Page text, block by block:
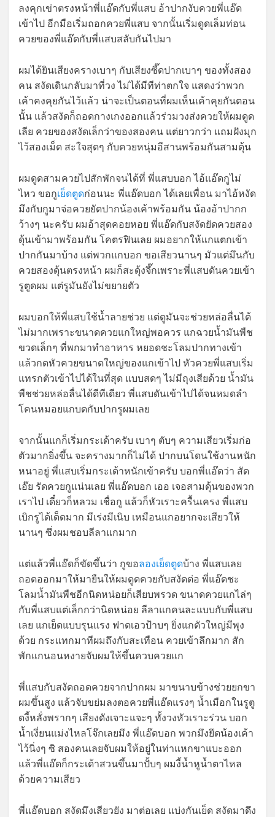
ลงคุกเข่าตรงหน้าพี่แอ๊ดกับพี่แสบ อ้าปากงับควยพี่แอ๊ด
เข้าไป อีกมือเริ่มถอกควยพี่แสบ จากนั้นเริ่มดูดเล็มท่อน
ควยของพี่แอ๊ดกับพี่แสบสลับกันไปมา
ผมได้ยินเสียงครางเบาๆ กับเสียงซี๊ดปากเบาๆ ของทั้งสอง
คน สงัดเดินกลับมาที่วง ไม่ได้มีทีท่าตกใจ แสดงว่าพวก
เค้าคงคุยกันไว้แล้ว น่าจะเป็นตอนที่ผมเห็นเค้าคุยกันตอน
นั้น แล้วสงัดก็ถอดกางเกงออกแล้วร่วมวงส่งควยให้ผมดูด
เลีย ควยของสงัดเล็กว่าของสองคน แต่ยาวกว่า แถมฝังมุก
ไว้สองเม็ด สะใจสุดๆ กับควยหนุ่มอีสานพร้อมกันสามดุ้น
ผมดูดสามควยไปสักพักจนได้ที่ พี่แสบบอก ไอ้แอ๊ดกูไม่
ไหว ขอกูเย็ดตูดก่อนนะ พี่แอ๊ดบอก ได้เลยเพื่อน มาไอ้หงัด
มึงกับกูมาจ่อควยยัดปากน้องเค้าพร้อมกัน น้องอ้าปากก
ว้างๆ นะครับ ผมอ้าสุดคอยหอย พี่แอ๊ดกับสงัดยัดควยสอง
ดุ้นเข้ามาพร้อมกัน โคตรฟินเลย ผมอยากให้แกแตกเข้า
ปากกันมาบ้าง แต่พวกแกบอก ขอเสียวนานๆ มัวแต่มึนกับ
ควยสองดุ้นตรงหน้า ผมก็สะดุ้งจึ๊กเพราะพี่แสบดันควยเข้า
รูตูดผม แต่รูมันยังไม่ขยายตัว
ผมบอกให้พี่แสบใช้น้ำลายช่วย แต่ดูมันจะช่วยหล่อลื่นได้
ไม่มากเพราะขนาดควยแกใหญ่พอควร แกฉวยน้ำมันพืช
ขวดเล็กๆ ที่พกมาทำอาหาร หยอดชะโลมปากทางเข้า
แล้วกดหัวควยขนาดใหญ่ของแกเข้าไป หัวควยพี่แสบเริ่ม
แทรกตัวเข้าไปได้ในที่สุด แบบสดๆ ไม่มีถุงเสียด้วย น้ำมัน
พืชช่วยหล่อลื่นได้ดีทีเดียว พี่แสบดันเข้าไปได้จนหมดลำ
โคนหมอยแกบดกับปากรูผมเลย
จากนั้นแกก็เริ่มกระเด้าครับ เบาๆ ตับๆ ความเสียวเริ่มก่อ
ตัวมากยิ่งขึ้น จะครางมากก็ไม่ได้ ปากบนโดนใช้งานหนัก
หนาอยู่ พี่แสบเริ่มกระเด้าหนักเข้าครับ บอกพี่แอ๊ดว่า สัด
เอ๊ย รัดควยกูแน่นเลย พี่แอ๊ดบอก เออ เจอสามดุ้นของพวก
เราไป เดี๋ยวก็หลวม เชื่อกู แล้วก็หัวเราะครื้นเครง พี่แสบ
เบิกรูได้เด็ดมาก มีเร่งมีเนิบ เหมือนแกอยากจะเสียวให้
นานๆ ซึ่งผมชอบลีลาแกมาก
แต่แล้วพี่แอ๊ดก็ขัดขึ้นว่า กูขอลองเย็ดตูดบ้าง พี่แสบเลย
ถอดออกมาให้มายืนให้ผมดูดควยกับสงัดต่อ พี่แอ๊ดชะ
โลมน้ำมันพืชอีกนิดหน่อยก็เสียบพรวด ขนาดควยแกไล่ๆ
กับพี่แสบแต่เล็กกว่านิดหน่อย ลีลาแกคนละแบบกับพี่แสบ
เลย แกเย็ดแบบรุนแรง ฟาดเอวป้าบๆ ยิ่งแกตัวใหญ่มีพุง
ด้วย กระแทกมาทีผมถึงกับสะเทือน ควยเข้าลึกมาก สัก
พักแกนอนหงายจับผมให้ขึ้นควบควยแก
พี่แสบกับสงัดถอดควยจากปากผม มาขนาบข้างช่วยยกขา
ผมขึ้นสูง แล้วจับขย่มลงตอควยพี่แอ๊ดแรงๆ น้ำเมือกในรูตู
ดงี้หลั่งพรากๆ เสียงดังเจาะแจะๆ ทั้งวงหัวเราะร่วน บอก
น้ำเงี่ยนแม่งไหลโจ๊กเลยมึง พี่แอ๊ดบอก พวกมึงยึดน้องเค้า
ไว้นิ่งๆ ซิ สองคนเลยจับผมให้อยู่ในท่าแหกขาแบะออก
แล้วพี่แอ๊ดก็กระเด้าสวนขึ้นมาปั้บๆ ผมงี้น้ำหูน้ำตาไหล
ด้วยความเสียว
พี่แอ๊ดบอก สงัดมึงเสียวยัง มาต่อเลย แบ่งกันเย็ด สงัดมาดึง